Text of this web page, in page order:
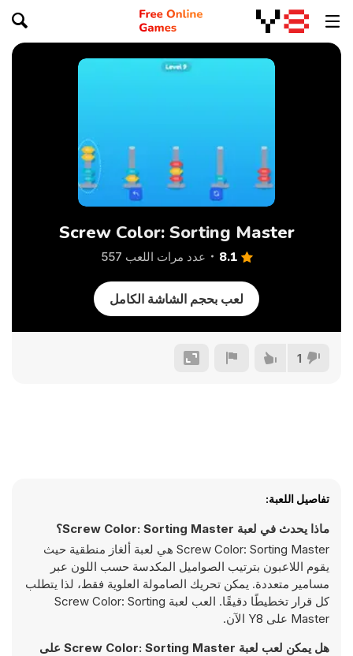
Screw Color: Sorting Master
8.1 عدد مرات اللعب 557
لعب بحجم الشاشة الكامل
1
تفاصيل اللعبة:
ماذا يحدث في لعبة Screw Color: Sorting Master؟
Screw Color: Sorting Master هي لعبة ألغاز منطقية حيث
يقوم اللاعبون بترتيب الصواميل المكدسة حسب اللون عبر
مسامير متعددة. يمكن تحريك الصامولة العلوية فقط، لذا يتطلب
كل قرار تخطيطًا دقيقًا. العب لعبة Screw Color: Sorting
Master على Y8 الآن.
هل يمكن لعب لعبة Screw Color: Sorting Master على